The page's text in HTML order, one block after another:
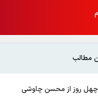
مطالب
چهل روز از محسن چاوشی